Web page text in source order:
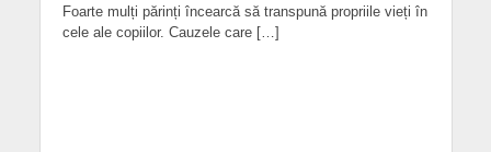
Foarte mulți părinți încearcă să transpună propriile vieți în
cele ale copiilor. Cauzele care […]